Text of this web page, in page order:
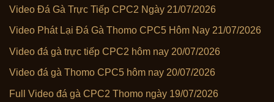
Video Đá Gà Trực Tiếp CPC2 Ngày 21/07/2026
Video Phát Lại Đá Gà Thomo CPC5 Hôm Nay 21/07/2026
Video đá gà trực tiếp CPC2 hôm nay 20/07/2026
Video đá gà Thomo CPC5 hôm nay 20/07/2026
Full Video đá gà CPC2 Thomo ngày 19/07/2026